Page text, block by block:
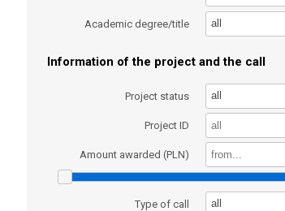
Academic degree/title all
Information of the project and the call
Project status all
Project ID
Amount awarded (PLN)
Type of call all